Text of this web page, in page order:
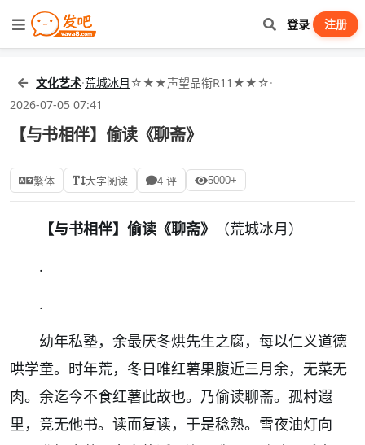
登录 注册
文化艺术·荒城冰月☆★★声望品衔R11★★☆·
2026-07-05 07:41
【与书相伴】偷读《聊斋》
繁体 大字阅读 4 评 5000+
【与书相伴】偷读《聊斋》
（荒城冰月）
.
.
幼年私塾，余最厌冬烘先生之腐，每以仁义道德
哄学童。时年荒，冬日唯红薯果腹近三月余，无菜无
肉。余迄今不食红薯此故也。乃偷读聊斋。孤村遐
里，竟无他书。读而复读，于是稔熟。雪夜油灯向